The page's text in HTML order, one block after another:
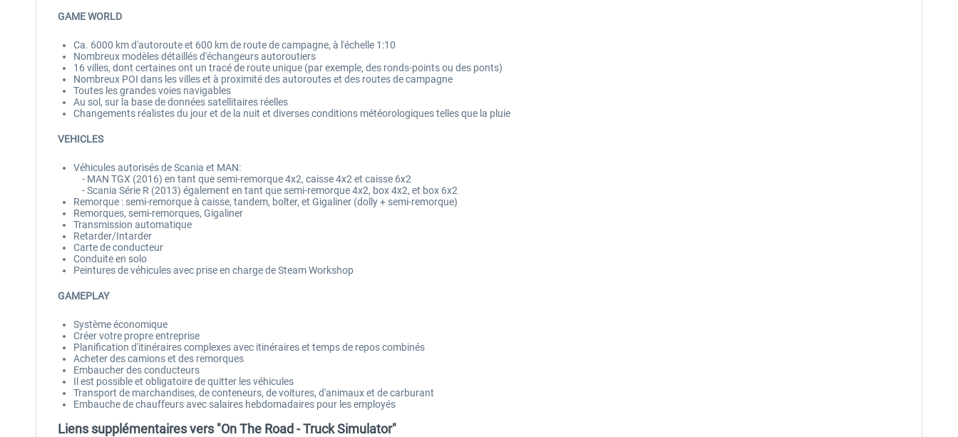
GAME WORLD
Ca. 6000 km d'autoroute et 600 km de route de campagne, à l'échelle 1:10
Nombreux modèles détaillés d'échangeurs autoroutiers
16 villes, dont certaines ont un tracé de route unique (par exemple, des ronds-points ou des ponts)
Nombreux POI dans les villes et à proximité des autoroutes et des routes de campagne
Toutes les grandes voies navigables
Au sol, sur la base de données satellitaires réelles
Changements réalistes du jour et de la nuit et diverses conditions météorologiques telles que la pluie
VEHICLES
Véhicules autorisés de Scania et MAN:
- MAN TGX (2016) en tant que semi-remorque 4x2, caisse 4x2 et caisse 6x2
- Scania Série R (2013) également en tant que semi-remorque 4x2, box 4x2, et box 6x2
Remorque : semi-remorque à caisse, tandem, bolter, et Gigaliner (dolly + semi-remorque)
Remorques, semi-remorques, Gigaliner
Transmission automatique
Retarder/Intarder
Carte de conducteur
Conduite en solo
Peintures de véhicules avec prise en charge de Steam Workshop
GAMEPLAY
Système économique
Créer votre propre entreprise
Planification d'itinéraires complexes avec itinéraires et temps de repos combinés
Acheter des camions et des remorques
Embaucher des conducteurs
Il est possible et obligatoire de quitter les véhicules
Transport de marchandises, de conteneurs, de voitures, d'animaux et de carburant
Embauche de chauffeurs avec salaires hebdomadaires pour les employés
Liens supplémentaires vers "On The Road - Truck Simulator"